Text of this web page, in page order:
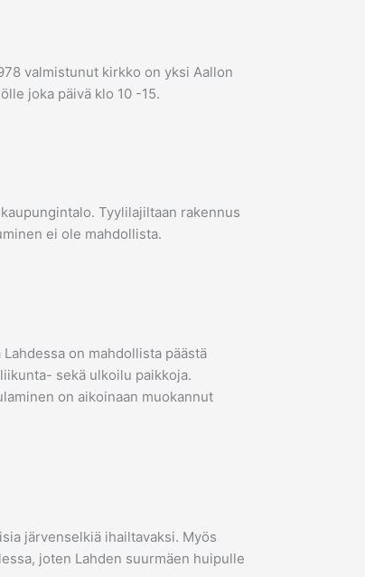
valmistunut kirkko on yksi Aallon
joka päivä klo 10 -15.
Tyylilajiltaan rakennus
ei ole mahdollista.
on mahdollista päästä
sekä ulkoilu paikkoja.
on aikoinaan muokannut
järvenselkiä ihailtavaksi. Myös
joten Lahden suurmäen huipulle